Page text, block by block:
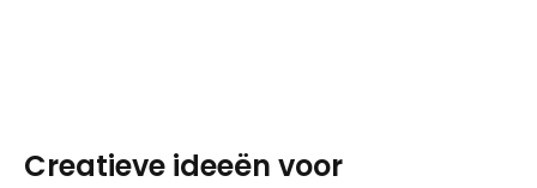
Creatieve ideeën voor